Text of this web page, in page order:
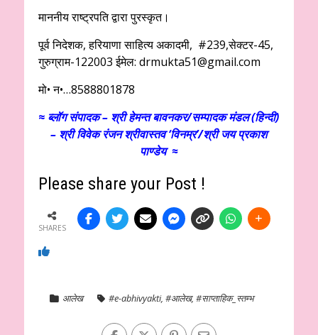
माननीय राष्ट्रपति द्वारा पुरस्कृत।
पूर्व निदेशक, हरियाणा साहित्य अकादमी, #239,सेक्टर-45,
गुरुग्राम-122003 ईमेल: drmukta51@gmail.com
मो• न•…8588801878
≈ ब्लॉग संपादक – श्री हेमन्त बावनकर/सम्पादक मंडल (हिन्दी)
– श्री विवेक रंजन श्रीवास्तव ‘विनम्र’/श्री जय प्रकाश
पाण्डेय ≈
Please share your Post !
SHARES
आलेख #e-abhivyakti,#आलेख,#साप्ताहिक_स्तम्भ